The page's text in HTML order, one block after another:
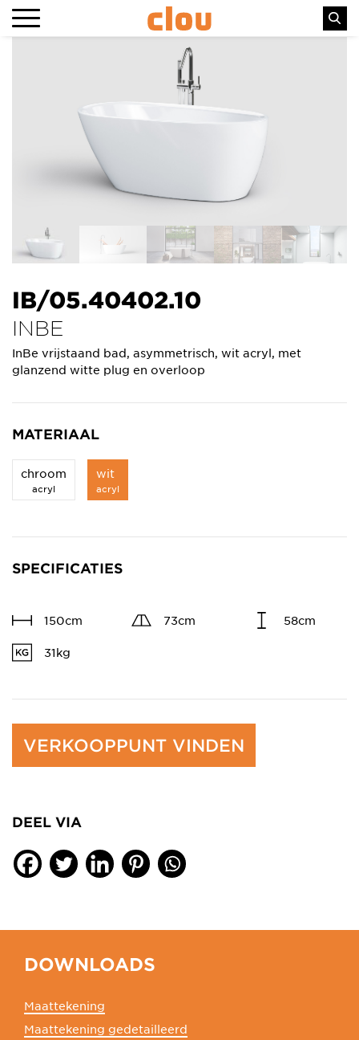
IB/05.40402.10
INBE
InBe vrijstaand bad, asymmetrisch, wit acryl, met
glanzend witte plug en overloop
MATERIAAL
chroom
acryl
wit
acryl
SPECIFICATIES
150cm 73cm 58cm
31kg
VERKOOPPUNT VINDEN
DEEL VIA
DOWNLOADS
Maattekening
Maattekening gedetailleerd